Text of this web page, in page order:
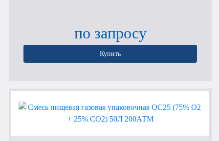
по запросу
Купить